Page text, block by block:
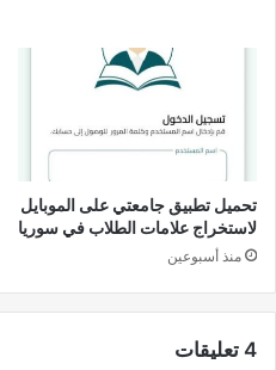
تحميل تطبيق جامعتي على الموبايل
لاستخراج علامات الطلاب في سوريا
منذ أسبوعين
‫4 تعليقات